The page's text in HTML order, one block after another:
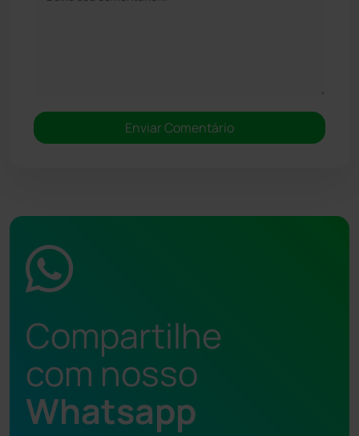
Compartilhe
com nosso
Whatsapp